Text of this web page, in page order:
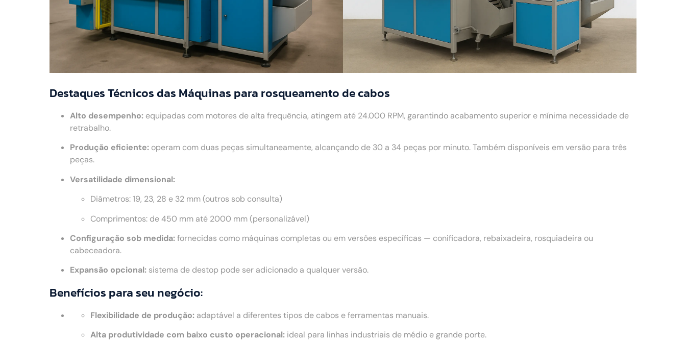
Destaques Técnicos das Máquinas para rosqueamento de cabos
Alto desempenho: equipadas com motores de alta frequência, atingem até 24.000 RPM, garantindo acabamento superior e mínima necessidade de
retrabalho.
Produção eficiente: operam com duas peças simultaneamente, alcançando de 30 a 34 peças por minuto. Também disponíveis em versão para três
peças.
Versatilidade dimensional:
Diâmetros: 19, 23, 28 e 32 mm (outros sob consulta)
Comprimentos: de 450 mm até 2000 mm (personalizável)
Configuração sob medida:fornecidas como máquinas completas ou em versões específicas — conificadora, rebaixadeira, rosquiadeira ou
cabeceadora.
Expansão opcional: sistema de destop pode ser adicionado a qualquer versão.
Benefícios para seu negócio:
Flexibilidade de produção: adaptável a diferentes tipos de cabos e ferramentas manuais.
Alta produtividade com baixo custo operacional: ideal para linhas industriais de médio e grande porte.